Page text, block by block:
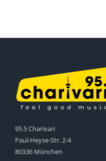
95.5 Charivari
Paul-Heyse-Str. 2-4
80336 München